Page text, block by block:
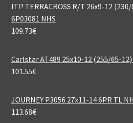
ITP TERRACROSS R/T 26x9-12
6P03081 NHS
109.73€
Carlstar AT489 25x10-12 (255/65-12)
101.55€
JOURNEY P3056 27x11-14 6PR TL
113.68€